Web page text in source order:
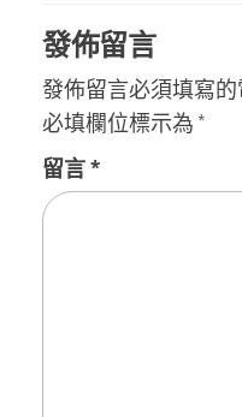
發佈留言
發佈留言必須填寫
必填欄位標示為 *
留言*